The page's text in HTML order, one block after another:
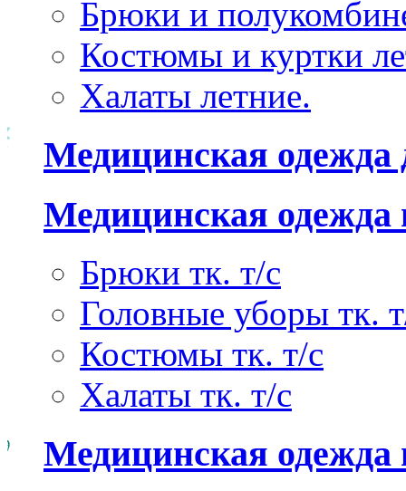
Брюки и
Костюмы и куртки
Халаты летние.
Медицинская
Медицинская одежда
Брюки тк. т/с
Головные уборы тк.
Костюмы тк. т/с
Халаты тк. т/с
Медицинская одежда